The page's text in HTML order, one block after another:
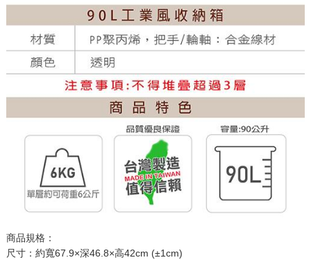
商品規格：
尺寸：約寬67.9×深46.8×高42cm (±1cm)